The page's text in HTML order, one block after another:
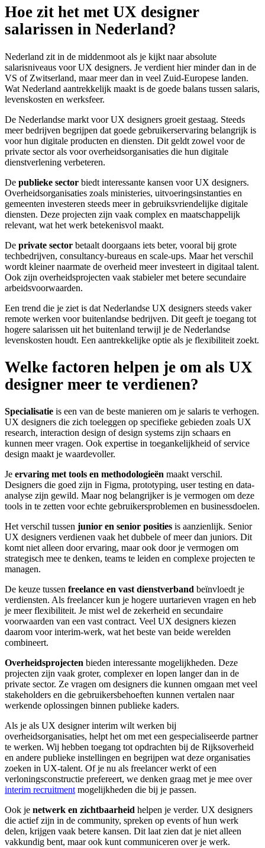
Hoe zit het met UX designer
salarissen in Nederland?
Nederland zit in de middenmoot als je kijkt naar absolute
salarisniveaus voor UX designers. Je verdient hier minder dan in de
VS of Zwitserland, maar meer dan in veel Zuid-Europese landen.
Wat Nederland aantrekkelijk maakt is de goede balans tussen salaris,
levenskosten en werksfeer.
De Nederlandse markt voor UX designers groeit gestaag. Steeds
meer bedrijven begrijpen dat goede gebruikerservaring belangrijk is
voor hun digitale producten en diensten. Dit geldt zowel voor de
private sector als voor overheidsorganisaties die hun digitale
dienstverlening verbeteren.
De publieke sector biedt interessante kansen voor UX designers.
Overheidsorganisaties zoals ministeries, uitvoeringsinstanties en
gemeenten investeren steeds meer in gebruiksvriendelijke digitale
diensten. Deze projecten zijn vaak complex en maatschappelijk
relevant, wat het werk betekenisvol maakt.
De private sector betaalt doorgaans iets beter, vooral bij grote
techbedrijven, consultancy-bureaus en scale-ups. Maar het verschil
wordt kleiner naarmate de overheid meer investeert in digitaal talent.
Ook zijn overheidsprojecten vaak stabieler met betere secundaire
arbeidsvoorwaarden.
Een trend die je ziet is dat Nederlandse UX designers steeds vaker
remote werken voor buitenlandse bedrijven. Dit geeft je toegang tot
hogere salarissen uit het buitenland terwijl je de Nederlandse
levenskosten houdt. Een aantrekkelijke optie als je flexibiliteit zoekt.
Welke factoren helpen je om als UX
designer meer te verdienen?
Specialisatie is een van de beste manieren om je salaris te verhogen.
UX designers die zich toeleggen op specifieke gebieden zoals UX
research, interaction design of design systems zijn schaars en
kunnen meer vragen. Ook expertise in toegankelijkheid of service
design maakt je waardevoller.
Je ervaring met tools en methodologieën maakt verschil.
Designers die goed zijn in Figma, prototyping, user testing en data-
analyse zijn gewild. Maar nog belangrijker is je vermogen om deze
tools in te zetten voor echte gebruikersproblemen en businessdoelen.
Het verschil tussen junior en senior posities is aanzienlijk. Senior
UX designers verdienen vaak het dubbele of meer dan juniors. Dit
komt niet alleen door ervaring, maar ook door je vermogen om
strategisch mee te denken, teams te leiden en complexe projecten te
managen.
De keuze tussen freelance en vast dienstverband beïnvloedt je
verdiensten. Als freelancer kun je hogere uurtarieven vragen en heb
je meer flexibiliteit. Je mist wel de zekerheid en secundaire
voorwaarden van een vast contract. Veel UX designers kiezen
daarom voor interim-werk, wat het beste van beide werelden
combineert.
Overheidsprojecten bieden interessante mogelijkheden. Deze
projecten zijn vaak groter, complexer en lopen langer dan in de
private sector. Ze vragen om designers die kunnen omgaan met veel
stakeholders en die gebruikersbehoeften kunnen vertalen naar
werkende oplossingen binnen publieke kaders.
Als je als UX designer interim wilt werken bij
overheidsorganisaties, helpt het om met een gespecialiseerde partner
te werken. Wij hebben toegang tot opdrachten bij de Rijksoverheid
en andere publieke instellingen en begrijpen wat deze organisaties
zoeken in UX-talent. Of je nu als freelancer werkt of een
verloningsconstructie prefereert, we denken graag met je mee over
interim recruitmentmogelijkheden die bij je passen.
Ook je netwerk en zichtbaarheid helpen je verder. UX designers
die actief zijn in de community, spreken op events of hun werk
delen, krijgen vaak betere kansen. Dit laat zien dat je niet alleen
vakkundig bent, maar ook kunt communiceren over je werk.